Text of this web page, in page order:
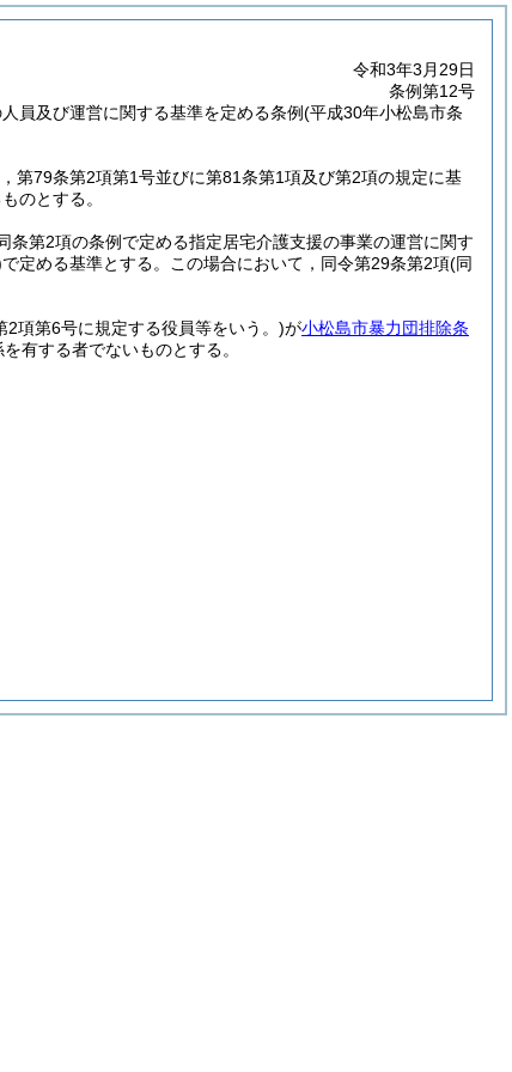
令和3年3月29日
条例第12号
員及び運営に関する基準を定める条例(平成30年小松島市条
第79条第2項第1号並びに第81条第1項及び第2項の規定に基
のとする。
第2項の条例で定める指定居宅介護支援の事業の運営に関す
で定める基準とする。 この場合において，同令第29条第2項(同
2項第6号に規定する役員等をいう。)が小松島市暴力団排除条
有する者でないものとする。